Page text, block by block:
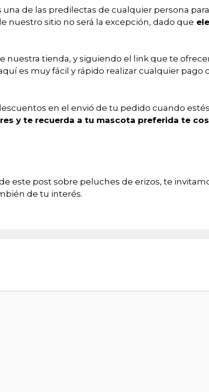
de las predilectas de cualquier persona
nuestro sitio no será la excepción, dado que
nuestra tienda, y siguiendo el link que te
es muy fácil y rápido realizar cualquier pago
en el envió de tu pedido cuando
y te recuerda a tu mascota preferida te
este post sobre peluches de erizos, te
de tu interés.